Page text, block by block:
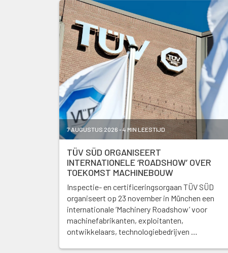
7 AUGUSTUS 2026 - 4 MIN LEESTIJD
TÜV SÜD ORGANISEERT
INTERNATIONELE ‘ROADSHOW’ OVER
TOEKOMST MACHINEBOUW
Inspectie- en certificeringsorgaan TÜV SÜD
organiseert op 23 november in München een
internationale ‘Machinery Roadshow’ voor
machinefabrikanten, exploitanten,
ontwikkelaars, technologiebedrijven …